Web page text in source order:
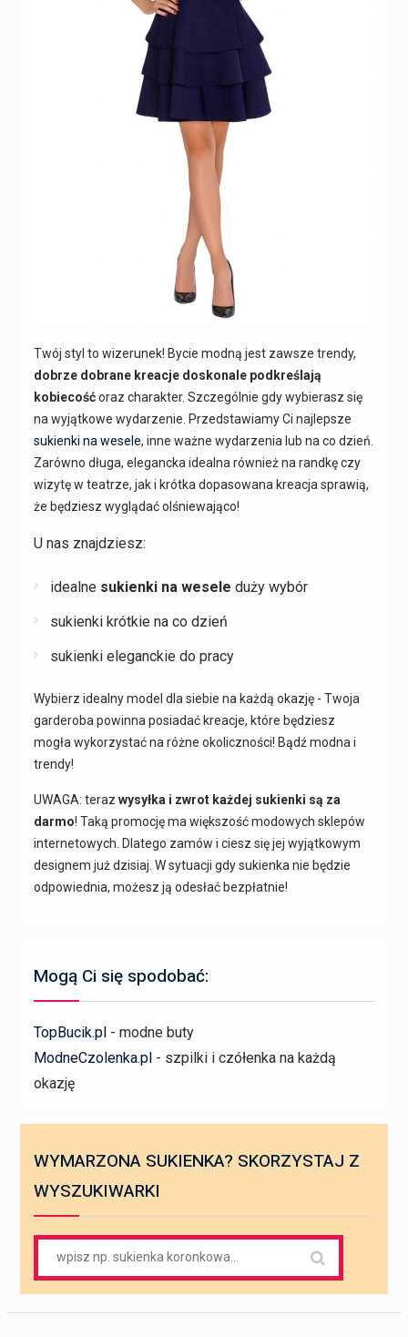
Twój styl to wizerunek! Bycie modną jest zawsze trendy,
dobrze dobrane kreacje doskonale podkreślają
kobiecośćoraz charakter. Szczególnie gdy wybierasz się
na wyjątkowe wydarzenie. Przedstawiamy Ci najlepsze
sukienki na wesele, inne ważne wydarzenia lub na co dzień.
Zarówno długa, elegancka idealna również na randkę czy
wizytę w teatrze, jak i krótka dopasowana kreacja sprawią,
że będziesz wyglądać olśniewająco!
U nas znajdziesz:
idealne sukienki na wesele duży wybór
sukienki krótkie na co dzień
sukienki eleganckie do pracy
Wybierz idealny model dla siebie na każdą okazję - Twoja
garderoba powinna posiadać kreacje, które będziesz
mogła wykorzystać na różne okoliczności! Bądź modna i
trendy!
UWAGA: teraz wysyłka i zwrot każdej sukienki są za
darmo! Taką promocję ma większość modowych sklepów
internetowych. Dlatego zamów i ciesz się jej wyjątkowym
designem już dzisiaj. W sytuacji gdy sukienka nie będzie
odpowiednia, możesz ją odesłać bezpłatnie!
Mogą Ci się spodobać:
TopBucik.pl- modne buty
ModneCzolenka.pl- szpilki i czółenka na każdą
okazję
WYMARZONA SUKIENKA? SKORZYSTAJ Z
WYSZUKIWARKI